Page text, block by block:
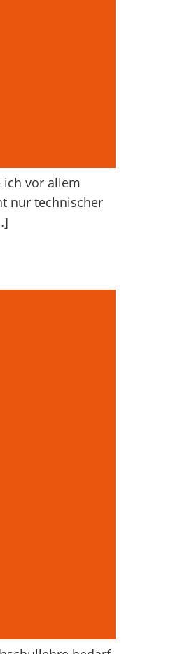
ich vor allem
nur technischer